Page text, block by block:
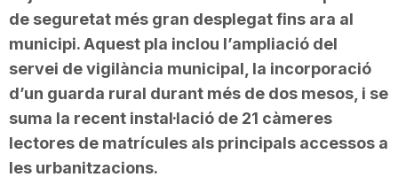
de seguretat més gran desplegat fins ara al
municipi. Aquest pla inclou l’ampliació del
servei de vigilància municipal, la incorporació
d’un guarda rural durant més de dos mesos, i se
suma la recent instal·lació de 21 càmeres
lectores de matrícules als principals accessos a
les urbanitzacions.